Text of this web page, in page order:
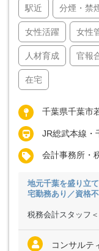
駅近 分煙・禁
女性活躍 女性
人材育成 官報
在宅
千葉県千葉市
JR総武本線・
会計事務所・
地元千葉を盛り立
宅勤務あり／資格
税務会計スタッフ
コンサルテ